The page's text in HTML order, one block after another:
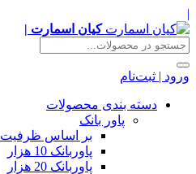
|
کیان اسمارت |
ورود | ثبت‌نام
دسته بندی محصولات
پاور بانک
بر اساس ظرفیت
پاوربانک 10 هزار
پاوربانک 20 هزار